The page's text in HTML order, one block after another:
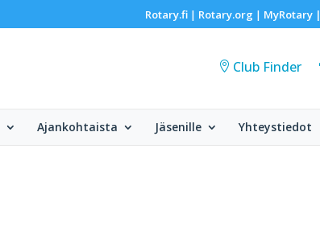
Rotary.fi| Rotary.org | MyRotary |
Club Finder
Ajankohtaista Jäsenille Yhteystiedot